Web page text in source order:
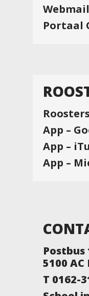
Webmail
Portaal
Roosters
App –
App –
App –
Postbus
5100 AC
T 0162-